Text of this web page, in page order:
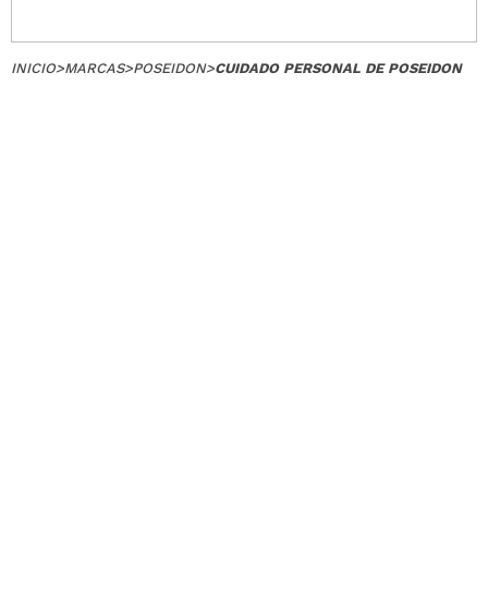
INICIO>MARCAS>POSEIDON>CUIDADO PERSONAL DE POSEIDON